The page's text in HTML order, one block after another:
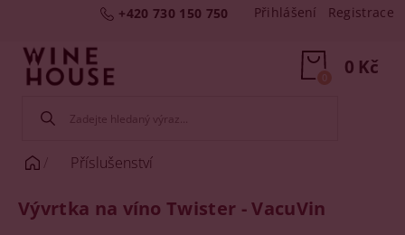
+420 730 150 750 Přihlášení Registrace
0 Kč
0
Příslušenství
Vývrtka na víno Twister - VacuVin